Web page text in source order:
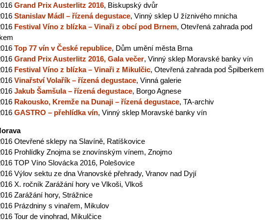
Grand Prix Austerlitz 2016, Biskupský dvůr
Stanislav Mádl – řízená degustace, Vinný sklep U žíznivého mnicha
Festival Víno z blízka – Vinaři z obcí pod Brnem, Otevřená zahrada pod
Top 77 vín v České republice, Dům umění města Brna
Grand Prix Austerlitz 2016, Gala večer, Vinný sklep Moravské banky vín
Festival Víno z blízka – Vinaři z Mikulčic, Otevřená zahrada pod Špilberkem
Vinařství Volařík – řízená degustace, Vinná galerie
Jakub Šamšula – řízená degustace, Borgo Agnese
Rakousko, Kremže na Dunaji – řízená degustace, TA-archiv
GASTRO – přehlídka vín, Vinný sklep Moravské banky vín
Otevřené sklepy na Slavíně, Ratíškovice
Prohlídky Znojma se znovínským vínem, Znojmo
TOP Víno Slovácka 2016, Polešovice
Výlov sektu ze dna Vranovské přehrady, Vranov nad Dyjí
X. ročník Zarážání hory ve Vlkoši, Vlkoš
Zarážání hory, Strážnice
Prázdniny s vinařem, Mikulov
Tour de vinohrad, Mikulčice